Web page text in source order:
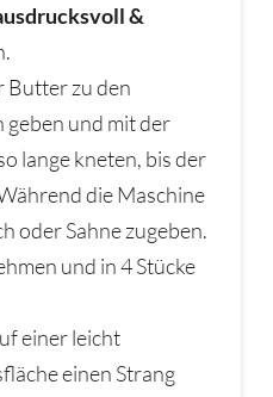
&
Butter zu den
und mit der
lange kneten, bis der
die Maschine
oder Sahne zugeben.
und in 4 Stücke
einer leicht
einen Strang